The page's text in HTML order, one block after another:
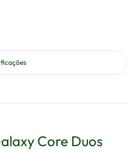
Core Duos